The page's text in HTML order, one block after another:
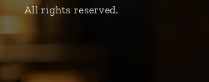
All rights reserved.